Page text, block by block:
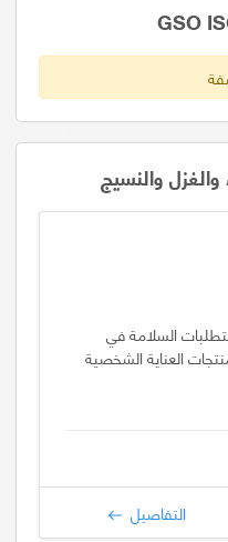
والغزل والنسيج
السلامة في
العناية الشخصية
التفاصيل